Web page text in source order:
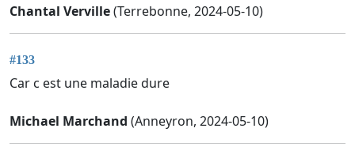
Chantal Verville(Terrebonne, 2024-05-10)
#133
Car c est une maladie dure
Michael Marchand (Anneyron, 2024-05-10)